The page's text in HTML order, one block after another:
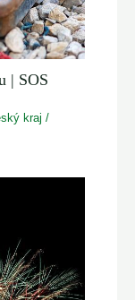
| SOS
kraj /